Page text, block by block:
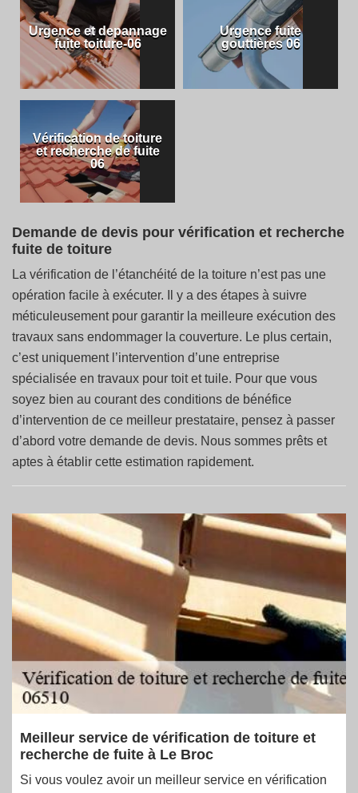
Urgence et depannage
fuite toiture-06
Urgence fuite
gouttières 06
Vérification de toiture
et recherche de fuite
06
Demande de devis pour vérification et recherche
fuite de toiture
La vérification de l’étanchéité de la toiture n’est pas une
opération facile à exécuter. Il y a des étapes à suivre
méticuleusement pour garantir la meilleure exécution des
travaux sans endommager la couverture. Le plus certain,
c’est uniquement l’intervention d’une entreprise
spécialisée en travaux pour toit et tuile. Pour que vous
soyez bien au courant des conditions de bénéfice
d’intervention de ce meilleur prestataire, pensez à passer
d’abord votre demande de devis. Nous sommes prêts et
aptes à établir cette estimation rapidement.
Meilleur service de vérification de toiture et
recherche de fuite à Le Broc
Si vous voulez avoir un meilleur service en vérification